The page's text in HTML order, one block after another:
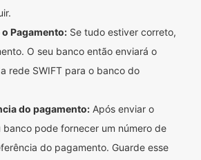
Pagamento: Se tudo estiver correto,
O seu banco então enviará o
rede SWIFT para o banco do
do pagamento: Após enviar o
banco pode fornecer um número de
do pagamento. Guarde esse